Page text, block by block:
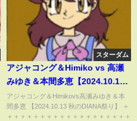
スターダム
アジャコング＆Himiko vs 高瀬
みゆき＆本間多恵【2024.10.13
秋のDIANA祭り】【ワールド女
子プロレス・DIANA】【玉川ボ
アジャコング＆Himikovs高瀬みゆき＆本
間多恵 【2024.10.13 秋のDIANA祭り】 ＋
＋＋＋＋＋＋＋＋＋＋＋＋＋＋＋＋＋＋＋